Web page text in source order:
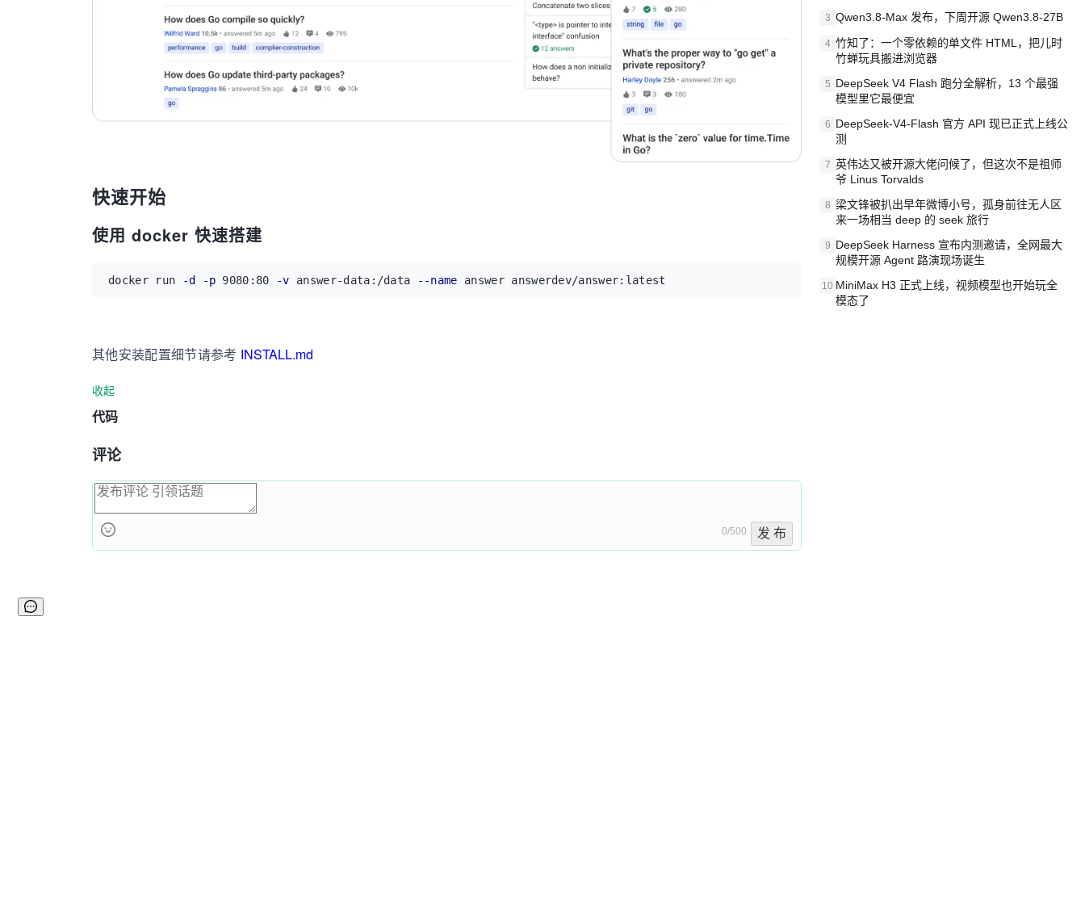
快速开始
使用 docker 快速搭建
docker run -d -p 9080:80 -v answer-data:/data --name answer answerdev/answer:latest
其他安装配置细节请参考 INSTALL.md
收起
代码
评论
0/500 发 布
3 Qwen3.8-Max 发布，下周开源 Qwen3.8-27B
4 竹知了：一个零依赖的单文件 HTML，把儿时
竹蝉玩具搬进浏览器
5 DeepSeek V4 Flash 跑分全解析，13 个最强
模型里它最便宜
6 DeepSeek-V4-Flash 官方 API 现已正式上线公
测
7 英伟达又被开源大佬问候了，但这次不是祖师
爷 Linus Torvalds
8 梁文锋被扒出早年微博小号，孤身前往无人区
来一场相当 deep 的 seek 旅行
9 DeepSeek Harness 宣布内测邀请，全网最大
规模开源 Agent 路演现场诞生
10 MiniMax H3 正式上线，视频模型也开始玩全
模态了